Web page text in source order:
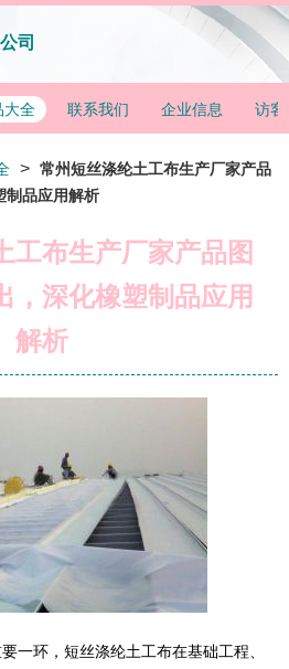
司
大全 联系我们 企业信息 访客
> 常州短丝涤纶土工布生产厂家产品
品应用解析
工布生产厂家产品图
深化橡塑制品应用
解析
一环，短丝涤纶土工布在基础工程、